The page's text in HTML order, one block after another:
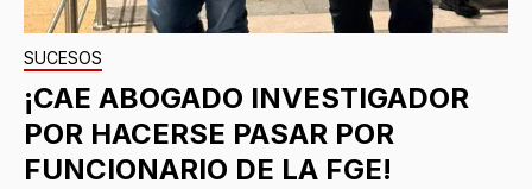
SUCESOS
¡CAE ABOGADO INVESTIGADOR
POR HACERSE PASAR POR
FUNCIONARIO DE LA FGE!